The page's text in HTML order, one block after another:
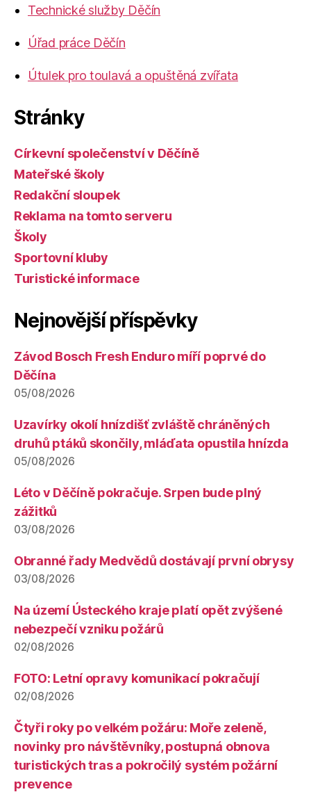
Technické služby Děčín
Úřad práce Děčín
Útulek pro toulavá a opuštěná zvířata
Stránky
Církevní společenství v Děčíně
Mateřské školy
Redakční sloupek
Reklama na tomto serveru
Školy
Sportovní kluby
Turistické informace
Nejnovější příspěvky
Závod Bosch Fresh Enduro míří poprvé do
Děčína
05/08/2026
Uzavírky okolí hnízdišť zvláště chráněných
druhů ptáků skončily, mláďata opustila hnízda
05/08/2026
Léto v Děčíně pokračuje. Srpen bude plný
zážitků
03/08/2026
Obranné řady Medvědů dostávají první obrysy
03/08/2026
Na území Ústeckého kraje platí opět zvýšené
nebezpečí vzniku požárů
02/08/2026
FOTO: Letní opravy komunikací pokračují
02/08/2026
Čtyři roky po velkém požáru: Moře zeleně,
novinky pro návštěvníky, postupná obnova
turistických tras a pokročilý systém požární
prevence